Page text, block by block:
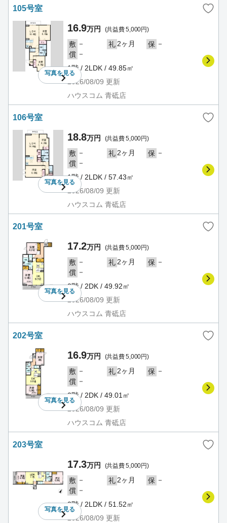
105号室
写真を見る
16.9万円 (共益費 5,000円)
敷 － 礼 2ヶ月 保 －
償 －
1階 / 2LDK / 49.85㎡
2026/08/09 更新
ハウスコム 青砥店
106号室
写真を見る
18.8万円 (共益費 5,000円)
敷 － 礼 2ヶ月 保 －
償 －
1階 / 2LDK / 57.43㎡
2026/08/09 更新
ハウスコム 青砥店
201号室
写真を見る
17.2万円 (共益費 5,000円)
敷 － 礼 2ヶ月 保 －
償 －
2階 / 2DK / 49.92㎡
2026/08/09 更新
ハウスコム 青砥店
202号室
写真を見る
16.9万円 (共益費 5,000円)
敷 － 礼 2ヶ月 保 －
償 －
2階 / 2DK / 49.01㎡
2026/08/09 更新
ハウスコム 青砥店
203号室
写真を見る
17.3万円 (共益費 5,000円)
敷 － 礼 2ヶ月 保 －
償 －
2階 / 2LDK / 51.52㎡
2026/08/09 更新